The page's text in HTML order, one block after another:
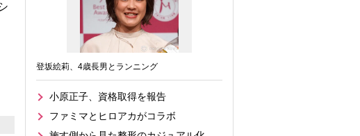
登坂絵莉、4歳長男とランニング
小原正子、資格取得を報告
ファミマとヒロアカがコラボ